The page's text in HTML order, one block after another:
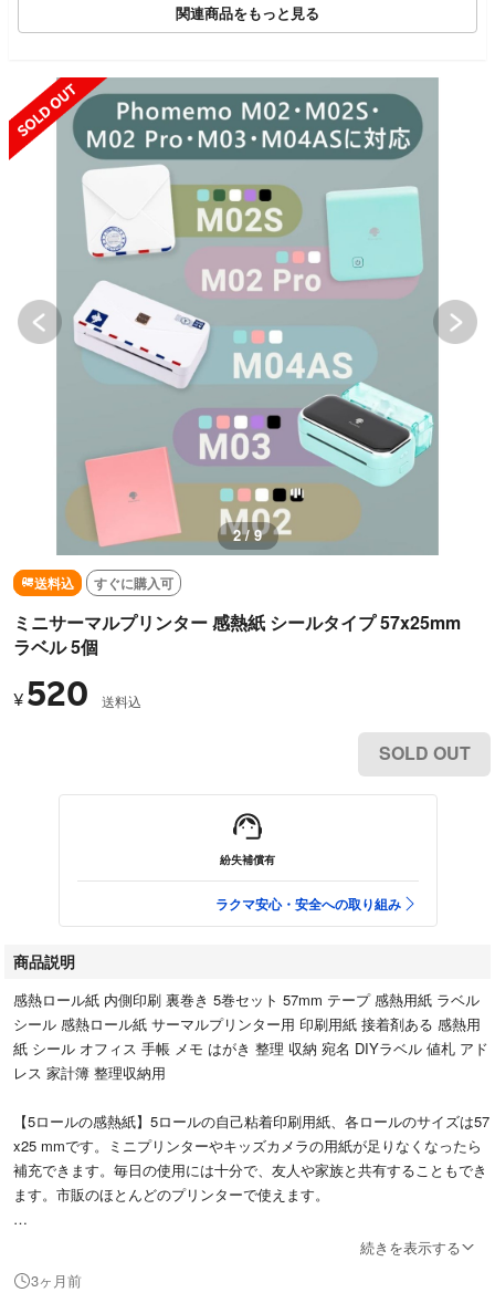
関連商品をもっと見る
SOLD OUT
2 / 9
送料込 すぐに購入可
ミニサーマルプリンター 感熱紙 シールタイプ 57x25mm
ラベル 5個
¥ 520 送料込
SOLD OUT
紛失補償有
ラクマ安心・安全への取り組み
商品説明
感熱ロール紙 内側印刷 裏巻き 5巻セット 57mm テープ 感熱用紙 ラベル
シール 感熱ロール紙 サーマルプリンター用 印刷用紙 接着剤ある 感熱用
紙 シール オフィス 手帳 メモ はがき 整理 収納 宛名 DIYラベル 値札 アド
レス 家計簿 整理収納用
【5ロールの感熱紙】5ロールの自己粘着印刷用紙、各ロールのサイズは57
x25 mmです。ミニプリンターやキッズカメラの用紙が足りなくなったら
補充できます。毎日の使用には十分で、友人や家族と共有することもでき
ます。市販のほとんどのプリンターで使えます。
【多機能印刷シール】このミニプリンター用紙はメモ、手帳、写真（白
き、好きな形にカットすることもできます。自分でデザインしたり、ノー
続きを表示する
3ヶ月前